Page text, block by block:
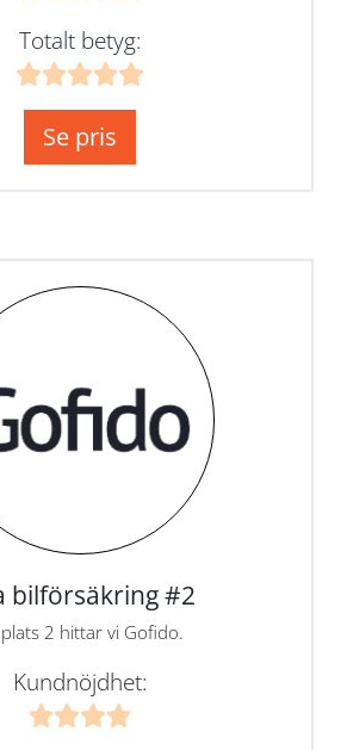
Totalt betyg:
Se pris
bilförsäkring #2
2 hittar vi Gofido.
Kundnöjdhet: